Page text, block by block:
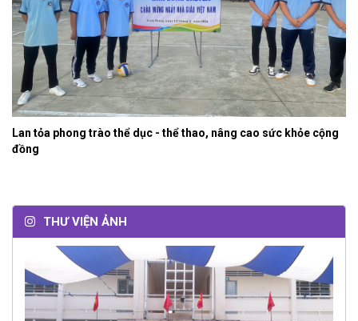
Lan tỏa phong trào thể dục - thể thao, nâng cao sức khỏe cộng
đồng
THƯ VIỆN ẢNH